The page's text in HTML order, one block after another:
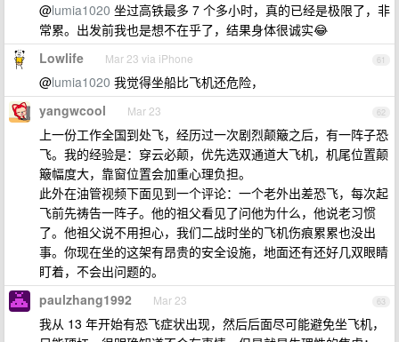
@lumia1020 坐过高铁最多 7 个多小时，真的已经是极限了，非
常累。出发前我也是想不在乎了，结果身体很诚实😂
61
Lowlife Mar 23 via iPhone
@lumia1020 我觉得坐船比飞机还危险，
62
yangwcool Mar 23
上一份工作全国到处飞，经历过一次剧烈颠簸之后，有一阵子恐
飞。我的经验是：穿云必颠，优先选双通道大飞机，机尾位置颠
簸幅度大，靠窗位置会加重心理负担。
此外在油管视频下面见到一个评论：一个老外出差恐飞，每次起
飞前先祷告一阵子。他的祖父看见了问他为什么，他说老习惯
了。他祖父说不用担心，我们二战时坐的飞机伤痕累累也没出
事。你现在坐的这架有昂贵的安全设施，地面还有还好几双眼睛
盯着，不会出问题的。
63
paulzhang1992 Mar 23
我从 13 年开始有恐飞症状出现，然后后面尽可能避免坐飞机，